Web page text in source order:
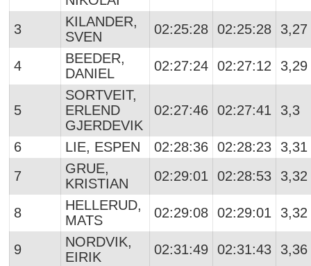
3
KILANDER,
SVEN
02:25:28 02:25:28 3,27
4
BEEDER,
DANIEL
02:27:24 02:27:12 3,29
5
SORTVEIT,
ERLEND
GJERDEVIK
02:27:46 02:27:41 3,3
6 LIE, ESPEN 02:28:36 02:28:23
3,31
7
GRUE,
KRISTIAN
02:29:01 02:28:53 3,32
8
HELLERUD,
MATS
02:29:08 02:29:01 3,32
9
NORDVIK,
EIRIK
02:31:49 02:31:43 3,36